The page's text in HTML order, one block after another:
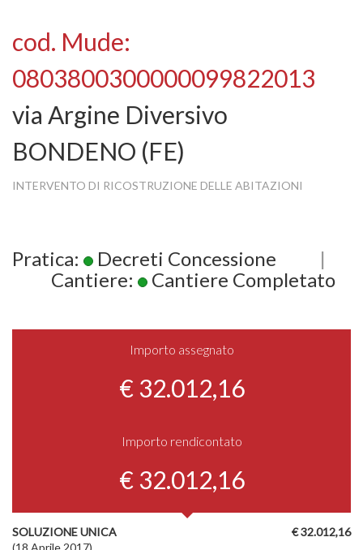
SI
cod. Mude:
0803800300000099822013
via Argine Diversivo
BONDENO (FE)
INTERVENTO DI RICOSTRUZIONE DELLE ABITAZIONI
Pratica: Decreti Concessione
|
Cantiere:
Cantiere Completato
Importo assegnato
€ 32.012,16
Importo rendicontato
€ 32.012,16
€ 32.012,16
SOLUZIONE UNICA
(18 Aprile 2017)